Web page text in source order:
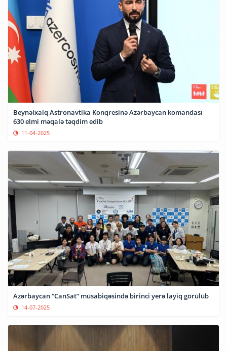
Beynəlxalq Astronavtika Konqresinə Azərbaycan komandası
630 elmi məqalə təqdim edib
11-04-2025
Azərbaycan “CanSat” müsabiqəsində birinci yerə layiq görülüb
14-07-2025